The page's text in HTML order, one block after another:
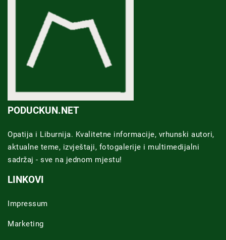
PODUCKUN.NET
Opatija i Liburnija. Kvalitetne informacije, vrhunski autori,
aktualne teme, izvještaji, fotogalerije i multimedijalni
sadržaj - sve na jednom mjestu!
LINKOVI
Impressum
Marketing